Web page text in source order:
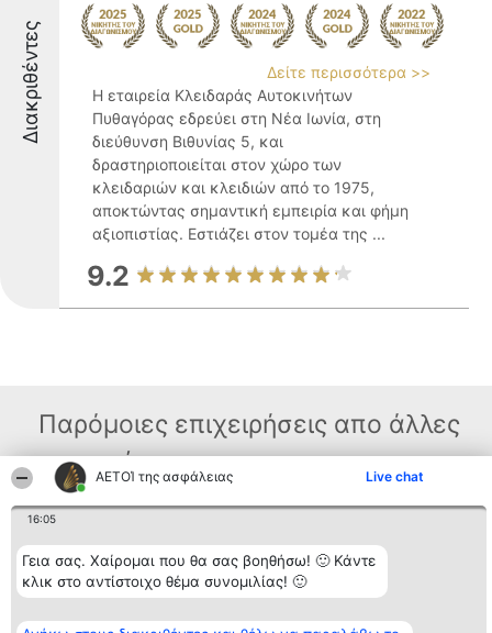
ΑΕΤΟΊ της ασφάλειας Live chat
16:05
Γεια σας. Χαίρομαι που θα σας βοηθήσω! 🙂 Κάντε
κλικ στο αντίστοιχο θέμα συνομιλίας! 🙂
Διακριθέντες
Δείτε περισσότερα >>
Η εταιρεία Κλειδαράς Αυτοκινήτων
Πυθαγόρας εδρεύει στη Νέα Ιωνία, στη
διεύθυνση Βιθυνίας 5, και
δραστηριοποιείται στον χώρο των
κλειδαριών και κλειδιών από το 1975,
αποκτώντας σημαντική εμπειρία και φήμη
αξιοπιστίας. Εστιάζει στον τομέα της ...
9.2
Παρόμοιες επιχειρήσεις απο άλλες
περιοχές
κατάταξης
BEAUTIFUL COMPANY
Μονοπρόσωπη ΙΚΕ
ΤΗΛ. ΕΠΙΚΟΙΝΩΝΙΑΣ:
Λίστα όλων
των
διακριθέντων
Επικοινωνία